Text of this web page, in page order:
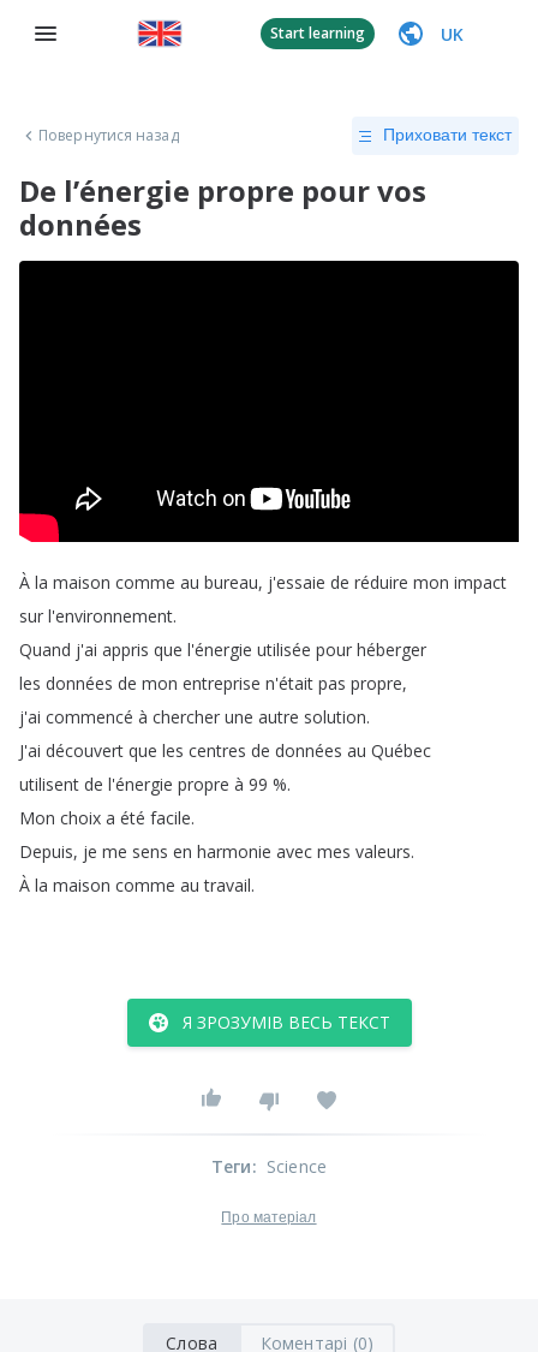
Start learning UK
Повернутися назад Приховати текст
De l’énergie propre pour vos
données
À la maison comme au bureau, j'essaie de réduire mon impact
sur l'environnement.
Quand j'ai appris que l'énergie utilisée pour héberger
les données de mon entreprise n'était pas propre,
j'ai commencé à chercher une autre solution.
J'ai découvert que les centres de données au Québec
utilisent de l'énergie propre à 99 %.
Mon choix a été facile.
Depuis, je me sens en harmonie avec mes valeurs.
À la maison comme au travail.
Я ЗРОЗУМІВ ВЕСЬ ТЕКСТ
Теги: Science
Про матеріал
Слова Коментарі (0)